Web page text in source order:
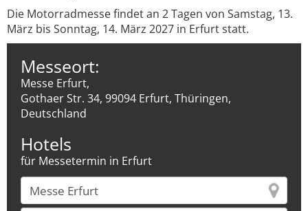
Die Motorradmesse findet an 2 Tagen von Samstag, 13.
März bis Sonntag, 14. März 2027 in Erfurt statt.
Messeort:
Messe Erfurt,
Gothaer Str. 34, 99094 Erfurt, Thüringen,
Deutschland
Hotels
für Messetermin in Erfurt